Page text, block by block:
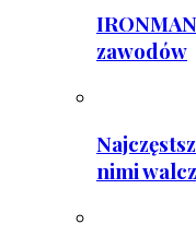
zawodów
nimi